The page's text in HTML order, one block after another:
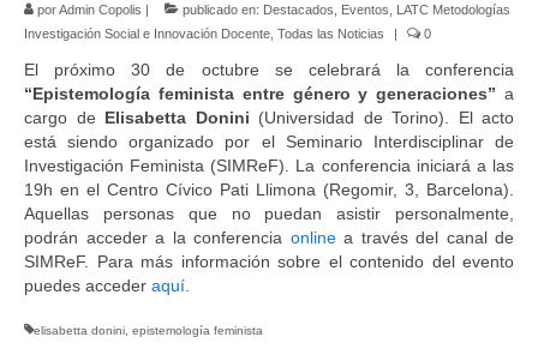
Contacto
Idioma:
porAdmin Copolis | publicado en: Destacados Eventos
LATC Metodologías
Investigación Social e Innovación Docente Todas las Noticias | 0
El próximo 30 de octubre se celebrará la conferencia
“Epistemología feminista entre género y generaciones” a
cargo de Elisabetta Donini (Universidad de Torino). El acto
está siendo organizado por el Seminario Interdisciplinar de
Investigación Feminista (SIMReF). La conferencia iniciará a las
19h en el Centro Cívico Pati Llimona (Regomir, 3, Barcelona).
Aquellas personas que no puedan asistir personalmente,
podrán acceder a la conferencia onlinea través del canal de
SIMReF. Para más información sobre el contenido del evento
puedes acceder aquí.
elisabetta donini epistemología feminista